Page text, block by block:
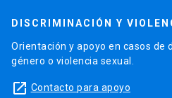
DISCRIMINACIÓN Y
Orientación y apoyo en casos de
género o violencia sexual.
launch Contacto para apoyo